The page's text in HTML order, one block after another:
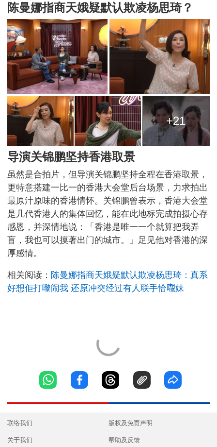
陈曼娜指商天娥疑默认欺凌杨思琦？
+21
导演关锦鹏坚持香港取景
虽然是合拍片，但导演关锦鹏坚持全程在香港取景，
更特意搭建一比一的香港大会堂后台场景，力求拍出
最原汁原味的香港情怀。关锦鹏曾表示，香港大会堂
是几代香港人的集体回忆，能在此地标完成拍摄心存
感恩，并深情地说：「香港是唯一一个就算把我弄
盲，我也可以摸著出门的城市。」足见他对香港的深
厚感情。
相关阅读： 陈曼娜指商天娥疑默认欺凌杨思琦：真系
好想佢打嚟闹我 还原冲突经过有人联手恰𡃁妹
联络我们
关于我们
版权及免责声明
帮助及反馈